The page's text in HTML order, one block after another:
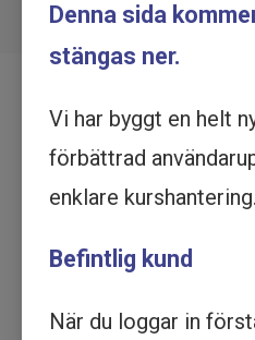
Förbättringsplanering -
Köp -
Denna sida
stängas ner.
Vi har byggt en helt
förbättrad
enklare kurshantering.
Befintlig kund
När du loggar in